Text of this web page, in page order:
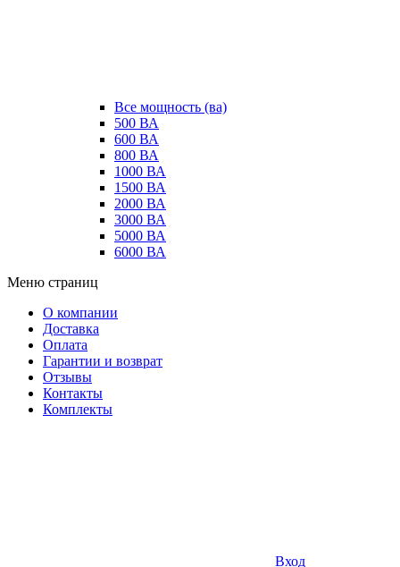
Все мощность (ва)
500 ВА
600 ВА
800 ВА
1000 ВА
1500 ВА
2000 ВА
3000 ВА
5000 ВА
6000 ВА
Меню страниц
О компании
Доставка
Оплата
Гарантии и возврат
Отзывы
Контакты
Комплекты
Вход